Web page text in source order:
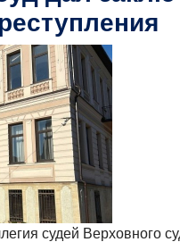
судей Верховного